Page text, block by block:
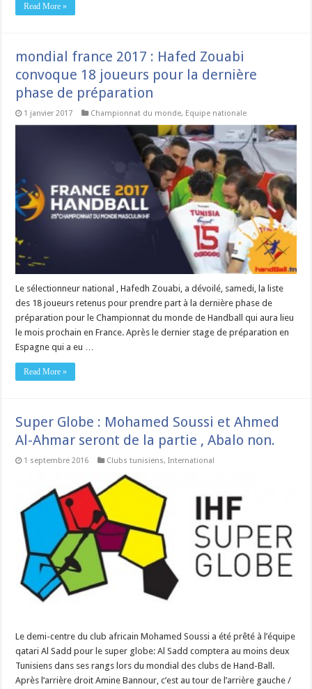
Read More »
mondial france 2017 : Hafed Zouabi
convoque 18 joueurs pour la dernière
phase de préparation
1 janvier 2017 Championnat du monde, Equipe nationale
Le sélectionneur national , Hafedh Zouabi, a dévoilé, samedi, la liste
des 18 joueurs retenus pour prendre part à la dernière phase de
préparation pour le Championnat du monde de Handball qui aura lieu
le mois prochain en France. Après le dernier stage de préparation en
Espagne qui a eu …
Read More »
Super Globe : Mohamed Soussi et Ahmed
Al-Ahmar seront de la partie , Abalo non.
1 septembre 2016 Clubs tunisiens,International
Le demi-centre du club africain Mohamed Soussi a été prêté à l’équipe
qatari Al Sadd pour le super globe: Al Sadd comptera au moins deux
Tunisiens dans ses rangs lors du mondial des clubs de Hand-Ball.
Après l’arrière droit Amine Bannour, c’est au tour de l’arrière gauche /